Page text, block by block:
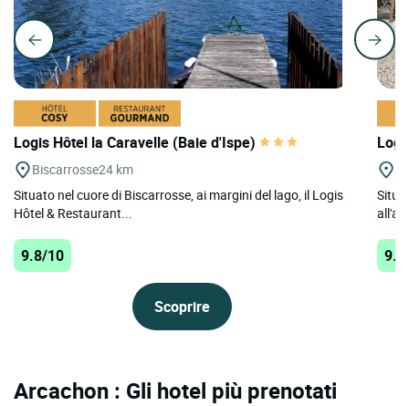
Logis Hôtel la Caravelle (Baie d'Ispe)
Biscarrosse24 km
Situato nel cuore di Biscarrosse, ai margini del lago, il Logis
Hôtel & Restaurant...
9.8/10
Scoprire
Arcachon : Gli hotel più prenotati